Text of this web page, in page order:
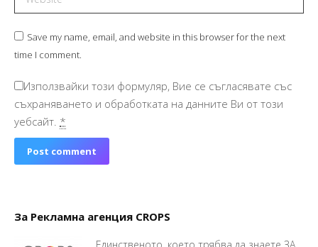
Save my name, email, and website in this browser for the next
time I comment.
Използвайки този формуляр, Вие се съгласявате със
съхраняването и обработката на данните Ви от този
уебсайт. *
Post comment
За Рекламна агенция CROPS